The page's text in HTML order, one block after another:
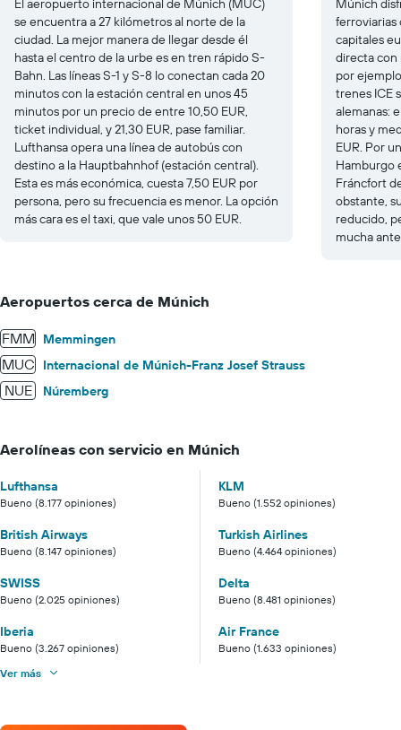
El aeropuerto internacional de Múnich (MUC)
se encuentra a 27 kilómetros al norte de la
ciudad. La mejor manera de llegar desde él
hasta el centro de la urbe es en tren rápido S-
Bahn. Las líneas S-1 y S-8 lo conectan cada 20
minutos con la estación central en unos 45
minutos por un precio de entre 10,50 EUR,
ticket individual, y 21,30 EUR, pase familiar.
Lufthansa opera una línea de autobús con
destino a la Hauptbahnhof (estación central).
Esta es más económica, cuesta 7,50 EUR por
persona, pero su frecuencia es menor. La opción
más cara es el taxi, que vale unos 50 EUR.
Múnich
ferroviarias
capitales
directa con
por
trenes ICE
alemanas:
horas y
EUR. Por
Hamburgo
Fráncfort
obstante,
reducido,
mucha
Aeropuertos cerca de Múnich
FMM Memmingen
MUC Internacional de Múnich-Franz Josef Strauss
NUE Núremberg
Aerolíneas con servicio en Múnich
Lufthansa
Bueno (8.177 opiniones)
KLM
Bueno (1.552 opiniones)
British Airways
Bueno (8.147 opiniones)
Turkish Airlines
Bueno (4.464 opiniones)
SWISS
Bueno (2.025 opiniones)
Delta
Bueno (8.481 opiniones)
Iberia
Bueno (3.267 opiniones)
Air France
Bueno (1.633 opiniones)
Ver más